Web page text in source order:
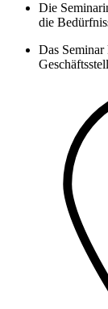
Die
die
Das